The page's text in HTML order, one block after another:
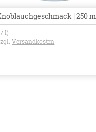
| 250
/ l)
Versandkosten